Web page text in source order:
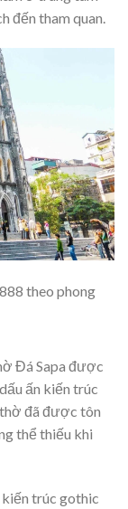
đến tham quan.
theo phong
Đá Sapa được
ấn kiến trúc
đã được tôn
thể thiếu khi
trúc gothic